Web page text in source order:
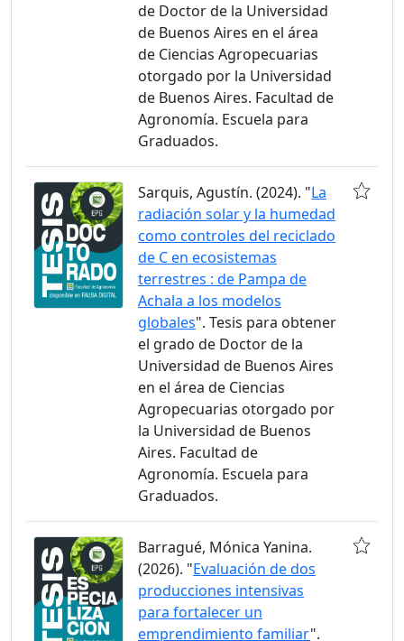
de Doctor de la Universidad
de Buenos Aires en el área
de Ciencias Agropecuarias
otorgado por la Universidad
de Buenos Aires. Facultad de
Agronomía. Escuela para
Graduados.
Sarquis, Agustín. (2024). "La
radiación solar y la humedad
como controles del reciclado
de C en ecosistemas
terrestres : de Pampa de
Achala a los modelos
globales". Tesis para obtener
el grado de Doctor de la
Universidad de Buenos Aires
en el área de Ciencias
Agropecuarias otorgado por
la Universidad de Buenos
Aires. Facultad de
Agronomía. Escuela para
Graduados.
Barragué, Mónica Yanina.
(2026). "Evaluación de dos
producciones intensivas
para fortalecer un
emprendimiento familiar".